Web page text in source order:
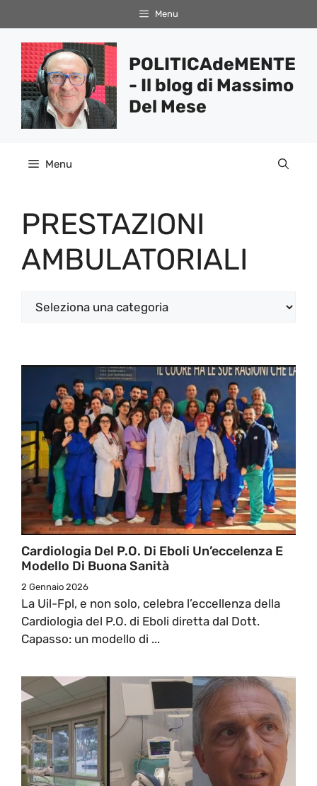
al
contenuto
Menu
POLITICAdeMENTE
- Il blog di Massimo
Del Mese
Menu
PRESTAZIONI
AMBULATORIALI
Categorie
Cardiologia Del P.O. Di Eboli Un’eccelenza E
Modello Di Buona Sanità
2 Gennaio 2026
La Uil-Fpl, e non solo, celebra l’eccellenza della
Cardiologia del P.O. di Eboli diretta dal Dott.
Capasso: un modello di ...